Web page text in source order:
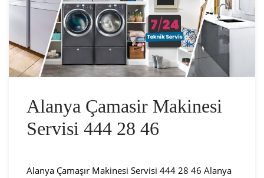
Alanya Çamasir Makinesi
Servisi 444 28 46
Alanya Çamaşır Makinesi Servisi 444 28 46 Alanya